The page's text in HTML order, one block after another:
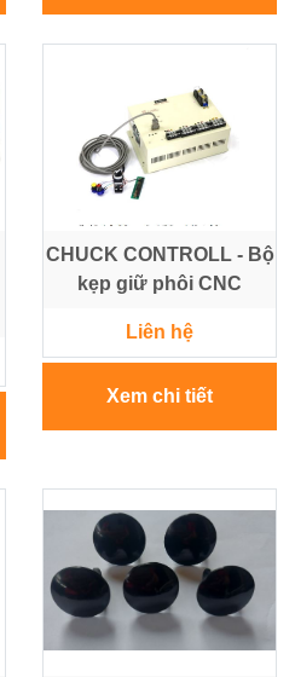
CHUCK CONTROLL - Bộ
kẹp giữ phôi CNC
Liên hệ
Xem chi tiết